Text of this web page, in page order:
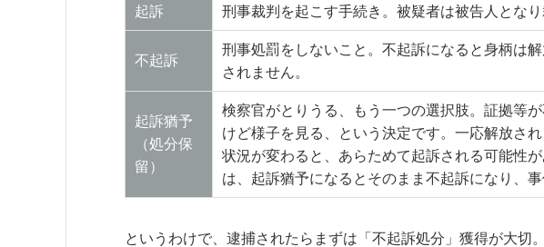
起訴 刑事裁判を起こす手続き。被疑者は被告人となり
不起訴
刑事処罰をしないこと。不起訴になると身柄は
されません。
起訴猶予
（処分保
留）
検察官がとりうる、もう一つの選択肢。証拠等
けど様子を見る、という決定です。一応解放さ
状況が変わると、あらためて起訴される可能性
は、起訴猶予になるとそのまま不起訴になり、事
というわけで、逮捕されたらまずは「不起訴処分」獲得が大切